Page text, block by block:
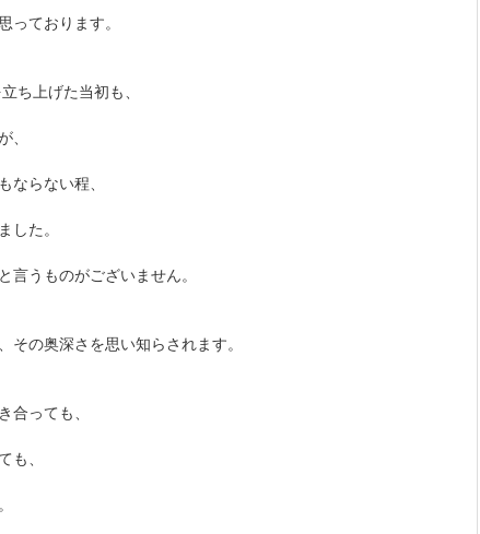
っております。
ち上げた当初も、
、
ならない程、
した。
言うものがございません。
その奥深さを思い知らされます。
合っても、
も、